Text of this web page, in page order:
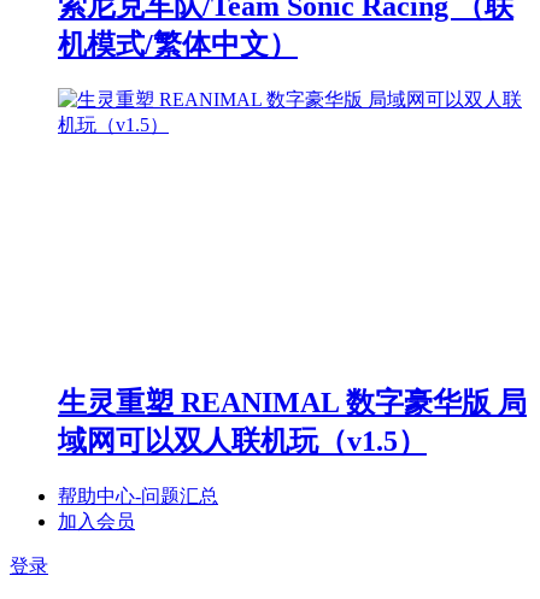
索尼克车队/Team Sonic Racing （联
机模式/繁体中文）
生灵重塑 REANIMAL 数字豪华版 局
域网可以双人联机玩（v1.5）
帮助中心-问题汇总
加入会员
登录